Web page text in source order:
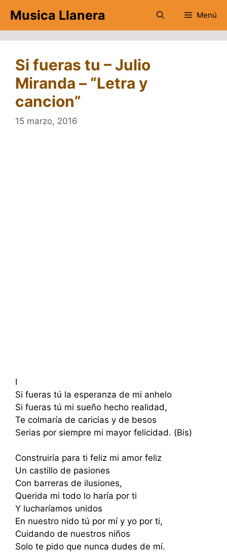
contenido
Musica Llanera Menú
Si fueras tu – Julio
Miranda – “Letra y
cancion”
15 marzo, 2016
I
Si fueras tú la esperanza de mi anhelo
Si fueras tú mi sueño hecho realidad,
Te colmaría de caricias y de besos
Serias por siempre mi mayor felicidad. (Bis)
Construiría para ti feliz mi amor feliz
Un castillo de pasiones
Con barreras de ilusiones,
Querida mi todo lo haría por ti
Y lucharíamos unidos
En nuestro nido tú por mí y yo por ti,
Cuidando de nuestros niños
Solo te pido que nunca dudes de mí.